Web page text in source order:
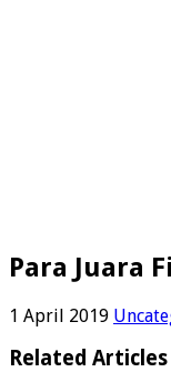
Para Juara
1 April 2019
Related Articles